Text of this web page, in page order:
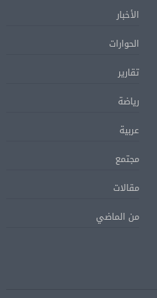
الأخبار
الحوارات
تقارير
رياضة
عربية
مجتمع
مقالات
من الماضي